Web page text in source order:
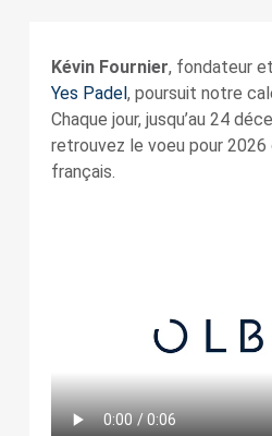
Kévin Fournier, fondateur
Yes Padel, poursuit notre
Chaque jour, jusqu’au 24
retrouvez le voeu pour 2026
français.